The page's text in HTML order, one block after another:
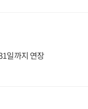
일까지 연장